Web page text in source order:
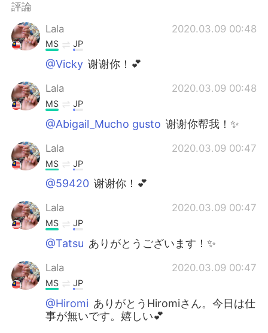
評論
Lala
2020.03.09 00:48
MS JP
@Vicky 谢谢你！💕
Lala 2020.03.09 00:48
MS JP
@Abigail_Mucho gusto 谢谢你帮我！✨
Lala 2020.03.09 00:47
MS JP
@59420 谢谢你！💕
Lala 2020.03.09 00:47
MS JP
@Tatsu ありがとうございます！✨
Lala 2020.03.09 00:47
MS JP
@Hiromi ありがとうHiromiさん。今日は仕
事が無いです。嬉しい💕